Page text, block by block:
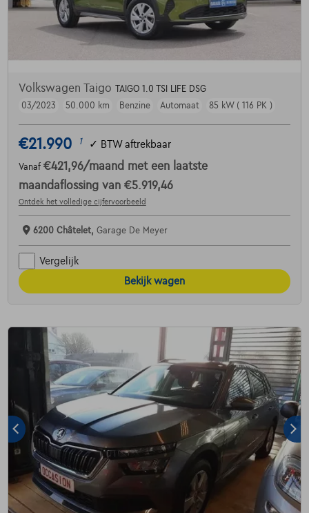
Volkswagen Taigo
TAIGO 1.0 TSI LIFE DSG
03/2023
50.000 km Benzine Automaat 85 kW ( 116 PK )
€21.990 1 ✓ BTW aftrekbaar
Vanaf €421,96/maand met een laatste
maandaflossing van €5.919,46
Ontdek het volledige cijfervoorbeeld
6200 Châtelet, Garage De Meyer
Vergelijk
Bekijk wagen